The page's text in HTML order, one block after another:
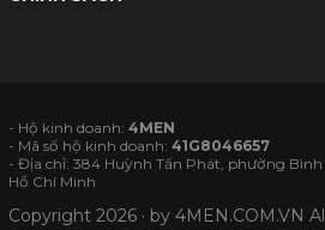
- Hộ kinh doanh:4MEN
- Mã số hộ kinh doanh:41G8046657
- Địa chỉ: 384 Huỳnh Tấn Phát, phường
Hồ Chí Minh
Copyright 2026 · by4MEN.COM.VN